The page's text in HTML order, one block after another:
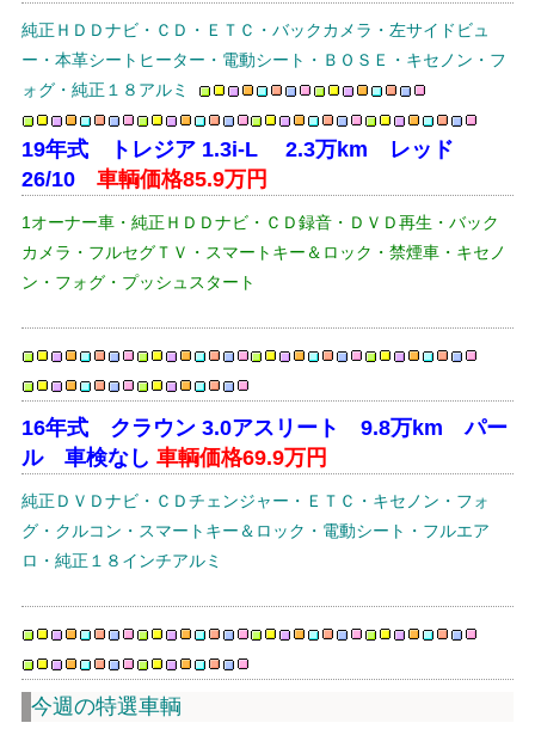
純正ＨＤＤナビ・ＣＤ・ＥＴＣ・バックカメラ・左サイドビュ
ー・本革シートヒーター・電動シート・ＢＯＳＥ・キセノン・フ
ォグ・純正１８アルミ
19年式 トレジア 1.3i-L 2.3万km レッド
26/10 車輌価格85.9万円
1オーナー車・純正ＨＤＤナビ・ＣＤ録音・ＤＶＤ再生・バック
カメラ・フルセグＴＶ・スマートキー＆ロック・禁煙車・キセノ
ン・フォグ・プッシュスタート
16年式 クラウン 3.0アスリート 9.8万km パー
ル 車検なし 車輌価格69.9万円
純正ＤＶＤナビ・ＣＤチェンジャー・ＥＴＣ・キセノン・フォ
グ・クルコン・スマートキー＆ロック・電動シート・フルエア
ロ・純正１８インチアルミ
今週の特選車輌